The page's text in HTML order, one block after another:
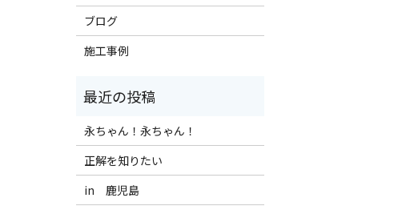
ブログ
施工事例
永ちゃん！永ちゃん！
正解を知りたい
in 鹿児島